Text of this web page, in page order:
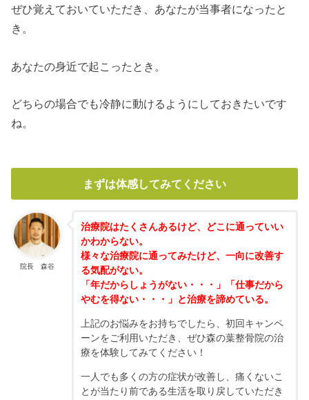
ぜひ覚えておいていただき、あなたが当事者になったと
き。
あなたの身近で起こったとき。
どちらの場合でも冷静に動けるようにしておきたいです
ね。
まずは体感してみてください
院長 森谷
治療院はたくさんあるけど、どこに通っていい
かわからない。
様々な治療院に通ってみたけど、一向に改善す
る気配がない。
「年だからしょうがない・・・」「仕事だから
やむを得ない・・・」と治療を諦めている。
上記のお悩みをお持ちでしたら、初回キャンペ
ーンをご利用いただき、ぜひ森の葉整骨院の治
療を体験してみてください！
一人でも多くの方の症状が改善し、痛くないこ
とが当たり前である生活を取り戻していただき